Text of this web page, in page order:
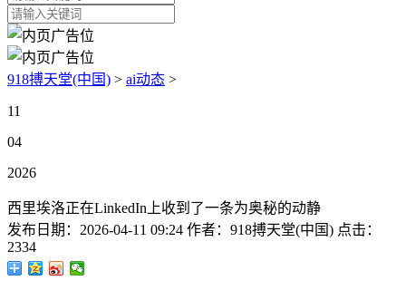
918搏天堂(中国) > ai动态 >
11
04
2026
西里埃洛正在LinkedIn上收到了一条为奥秘的动静
发布日期： 2026-04-11 09:24 作者： 918搏天堂(中国) 点击：
2334